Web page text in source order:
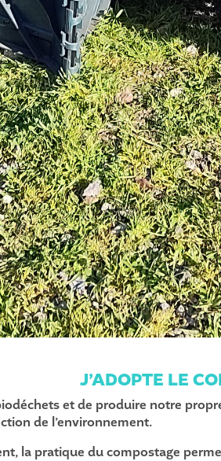
J’ADOPTE LE
et de produire notre
de l’environnement.
la pratique du compostage